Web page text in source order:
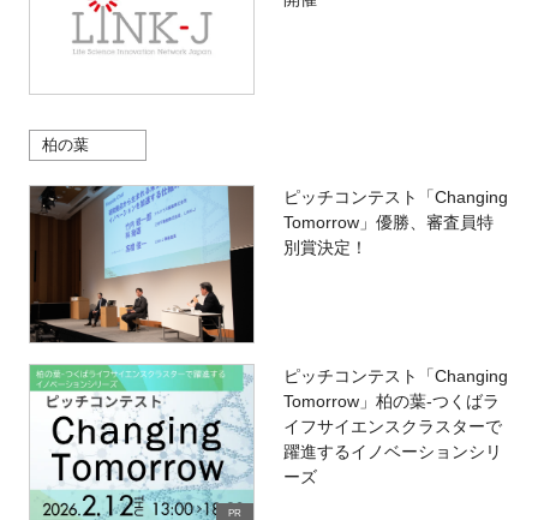
柏の葉
ピッチコンテスト「Changing
Tomorrow」優勝、審査員特
別賞決定！
PR
ピッチコンテスト「Changing
Tomorrow」柏の葉-つくばラ
イフサイエンスクラスターで
躍進するイノベーションシリ
ーズ